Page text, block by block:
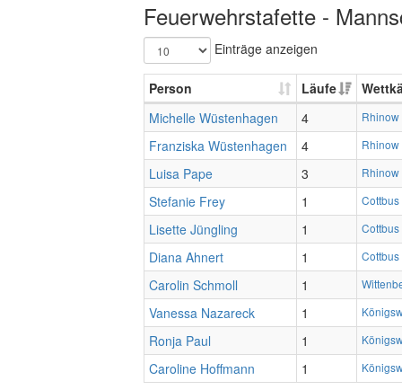
Feuerwehrstafette -
Einträge anzeigen
Person Läufe
Michelle Wüstenhagen
4 Rhinow
Franziska Wüstenhagen 4 Rhinow
Luisa Pape 3 Rhinow
Stefanie Frey 1 Cottbus
Lisette Jüngling 1 Cottbus
Diana Ahnert 1 Cottbus
Carolin Schmoll 1
Vanessa Nazareck 1
Ronja Paul 1
Caroline Hoffmann 1